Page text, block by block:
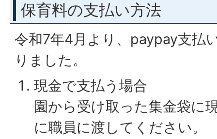
保育料の支払い方法
令和7年4月より、paypay支払
りました。
現金で支払う場合
園から受け取った集金袋に
に職員に渡してください。